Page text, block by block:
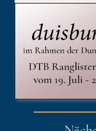
Published On: 27.
Kategorien:Sport